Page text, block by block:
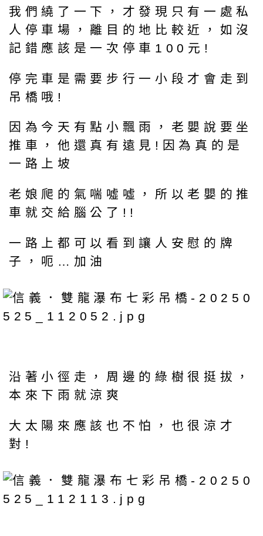
我們繞了一下，才發現只有一處私
人停車場，離目的地比較近，如沒
記錯應該是一次停車100元!
停完車是需要步行一小段才會走到
吊橋哦!
因為今天有點小飄雨，老嬰說要坐
推車，他還真有遠見!因為真的是
一路上坡
老娘爬的氣喘噓噓，所以老嬰的推
車就交給腦公了!!
一路上都可以看到讓人安慰的牌
子，呃…加油
沿著小徑走，周邊的綠樹很挺拔，
本來下雨就涼爽
大太陽來應該也不怕，也很涼才
對!